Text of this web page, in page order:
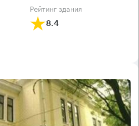
рейтинг здания
8.4